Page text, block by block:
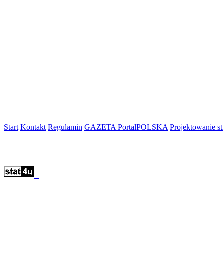
Start Kontakt Regulamin GAZETA PortalPOLSKA Projektowanie